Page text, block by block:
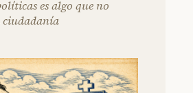
es algo que no
ciudadanía